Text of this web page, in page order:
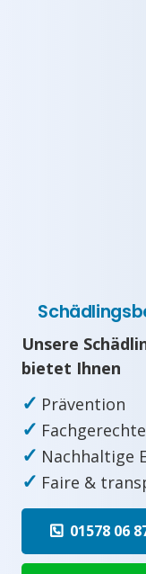
Unsere
bietet Ihnen
✓ Prävention
✓
✓ Nachhaltige
✓ Faire &
01578 06